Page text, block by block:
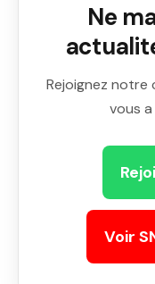
Ne
Rejoignez
vous a
Voir